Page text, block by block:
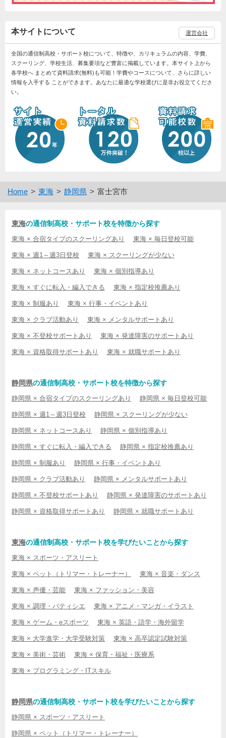
本サイトについて 運営会社
全国の通信制高校・サポート校について、特徴や、カリキュラムの内容、学費、
スクーリング、学校生活、募集要項など豊富に掲載しています。本サイト上から
各学校へ まとめて資料請求(無料)も可能！学費やコースについて、さらに詳しい
情報を入手する ことができます。あなたに最適な学校選びに是非お役立てくださ
い。
Home 東海 静岡県 富士宮市
東海の通信制高校・サポート校を特徴から探す
東海 × 合宿タイプのスクーリングあり 東海 × 毎日登校可能
東海 × 週1～週3日登校 東海 × スクーリングが少ない
東海 × ネットコースあり 東海 × 個別指導あり
東海 × すぐに転入・編入できる 東海 × 指定校推薦あり
東海 × 制服あり 東海 × 行事・イベントあり
東海 × クラブ活動あり 東海 × メンタルサポートあり
東海 × 不登校サポートあり 東海 × 発達障害のサポートあり
東海 × 資格取得サポートあり 東海 × 就職サポートあり
静岡県の通信制高校・サポート校を特徴から探す
静岡県 × 合宿タイプのスクーリングあり 静岡県 × 毎日登校可能
静岡県 × 週1～週3日登校 静岡県 × スクーリングが少ない
静岡県 × ネットコースあり 静岡県 × 個別指導あり
静岡県 × すぐに転入・編入できる 静岡県 × 指定校推薦あり
静岡県 × 制服あり 静岡県 × 行事・イベントあり
静岡県 × クラブ活動あり 静岡県 × メンタルサポートあり
静岡県 × 不登校サポートあり 静岡県 × 発達障害のサポートあり
静岡県 × 資格取得サポートあり 静岡県 × 就職サポートあり
東海の通信制高校・サポート校を学びたいことから探す
東海 × スポーツ・アスリート
東海 × ペット（トリマー・トレーナー） 東海 × 音楽・ダンス
東海 × 声優・芸能 東海 × ファッション・美容
東海 × 調理・パティシエ 東海 × アニメ・マンガ・イラスト
東海 × ゲーム・eスポーツ 東海 × 英語・語学・海外留学
東海 × 大学進学・大学受験対策 東海 × 高卒認定試験対策
東海 × 美術・芸術 東海 × 保育・福祉・医療系
東海 × プログラミング・ITスキル
静岡県の通信制高校・サポート校を学びたいことから探す
静岡県 × スポーツ・アスリート
静岡県 × ペット（トリマー・トレーナー）